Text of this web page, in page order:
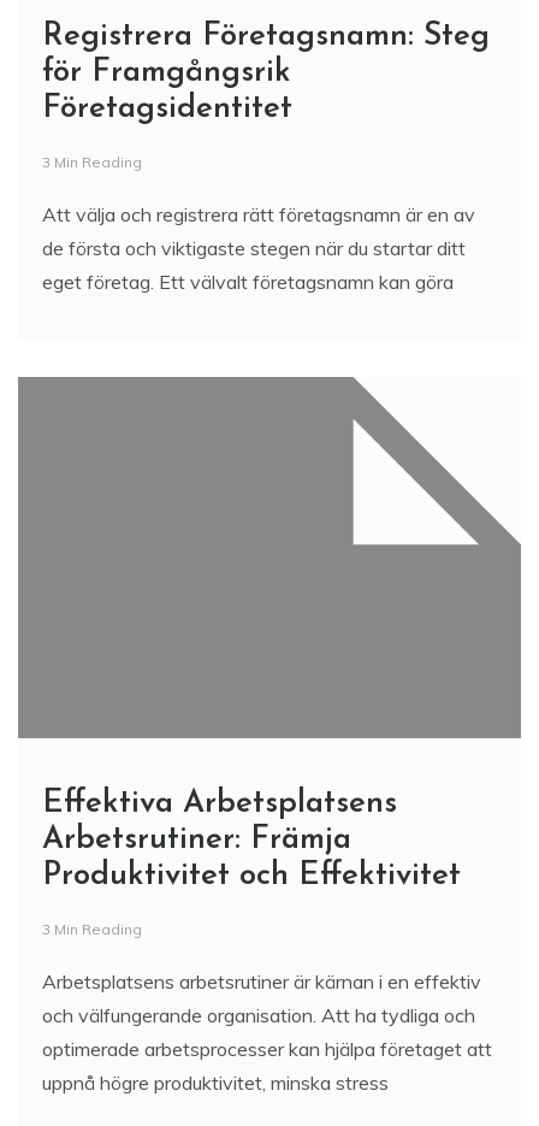
Registrera Företagsnamn: Steg
för Framgångsrik
Företagsidentitet
3 Min Reading
Att välja och registrera rätt företagsnamn är en av
de första och viktigaste stegen när du startar ditt
eget företag. Ett välvalt företagsnamn kan göra
Effektiva Arbetsplatsens
Arbetsrutiner: Främja
Produktivitet och Effektivitet
3 Min Reading
Arbetsplatsens arbetsrutiner är kärnan i en effektiv
och välfungerande organisation. Att ha tydliga och
optimerade arbetsprocesser kan hjälpa företaget att
uppnå högre produktivitet, minska stress